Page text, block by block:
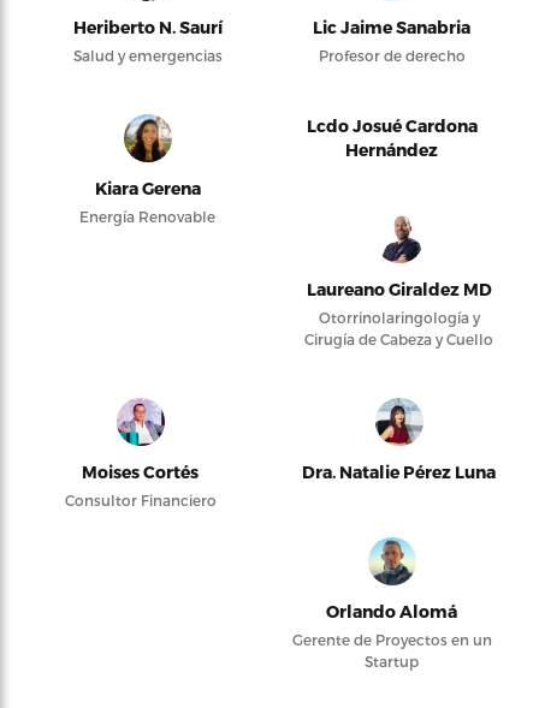
Heriberto N. Saurí
Salud y emergencias
Lic Jaime Sanabria
Profesor de derecho
Kiara Gerena
Energía Renovable
Lcdo Josué Cardona
Hernández
Laureano Giraldez MD
Otorrinolaringología y
Cirugía de Cabeza y Cuello
Moises Cortés
Consultor Financiero
Dra. Natalie Pérez Luna
Orlando Alomá
Gerente de Proyectos en un
Startup